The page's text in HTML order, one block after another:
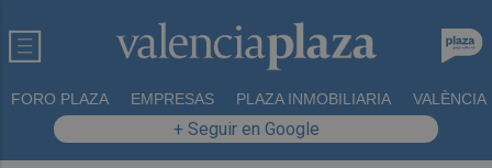
FORO PLAZA EMPRESAS PLAZA INMOBILIARIA VALÈNCIA
+ Seguir en Google